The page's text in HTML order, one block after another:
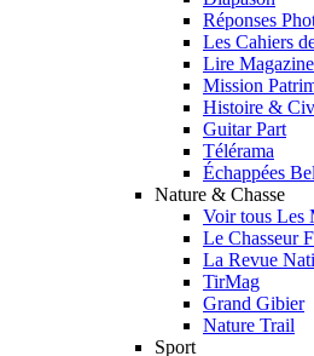
Réponses
Les Cahiers
Lire Magazine
Mission
Histoire &
Guitar Part
Télérama
Échappées
Nature & Chasse
Voir tous Les
Le Chasseur
La Revue
TirMag
Grand Gibier
Nature Trail
Sport